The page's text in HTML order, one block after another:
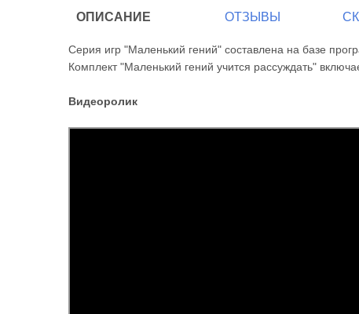
ОПИСАНИЕ ОТЗЫВЫ
Серия игр "Маленький гений" составлена на базе
Комплект "Маленький гений учится рассуждать"
Видеоролик